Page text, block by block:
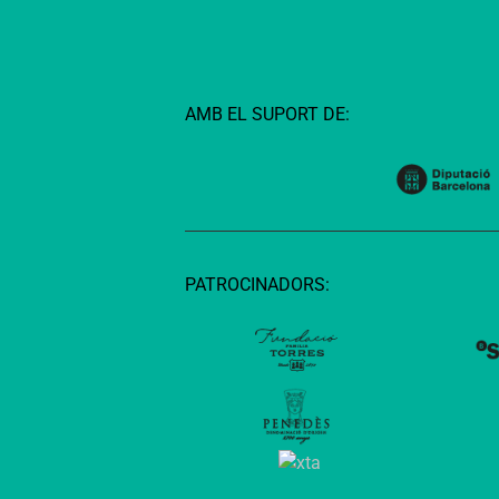
AMB EL SUPORT DE:
PATROCINADORS: